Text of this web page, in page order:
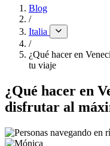
Blog
/
Italia
/
¿Qué hacer en
tu viaje
¿Qué hacer en
disfrutar al